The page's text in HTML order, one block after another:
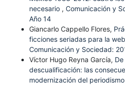
necesario , Comunicación y
Año 14
Giancarlo Cappello Flores,
ficciones seriadas para la
Comunicación y Sociedad:
Víctor Hugo Reyna García,
descualificación: las
modernización del